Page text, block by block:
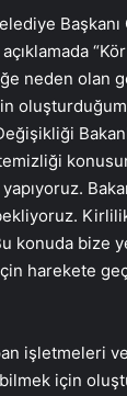
Başkanı
açıklamada
neden olan
konuda bize
için harekete
işletmeleri
için